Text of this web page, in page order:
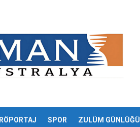
RÖPORTAJ SPOR ZULÜM GÜNLÜĞÜ